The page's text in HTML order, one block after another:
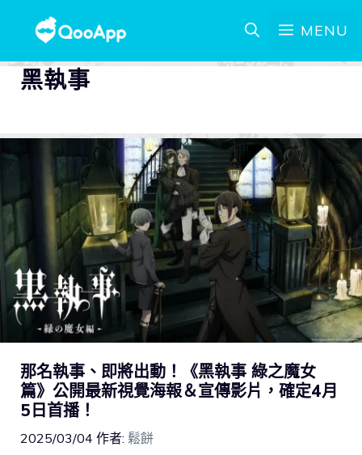
MENU
黑執事
那名執事、即將出動！《黑執事 綠之魔女
篇》公開最新視覺海報＆宣傳影片，確定4月
5日首播！
2025/03/04 作者: 鬆餅